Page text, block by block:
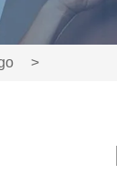
>